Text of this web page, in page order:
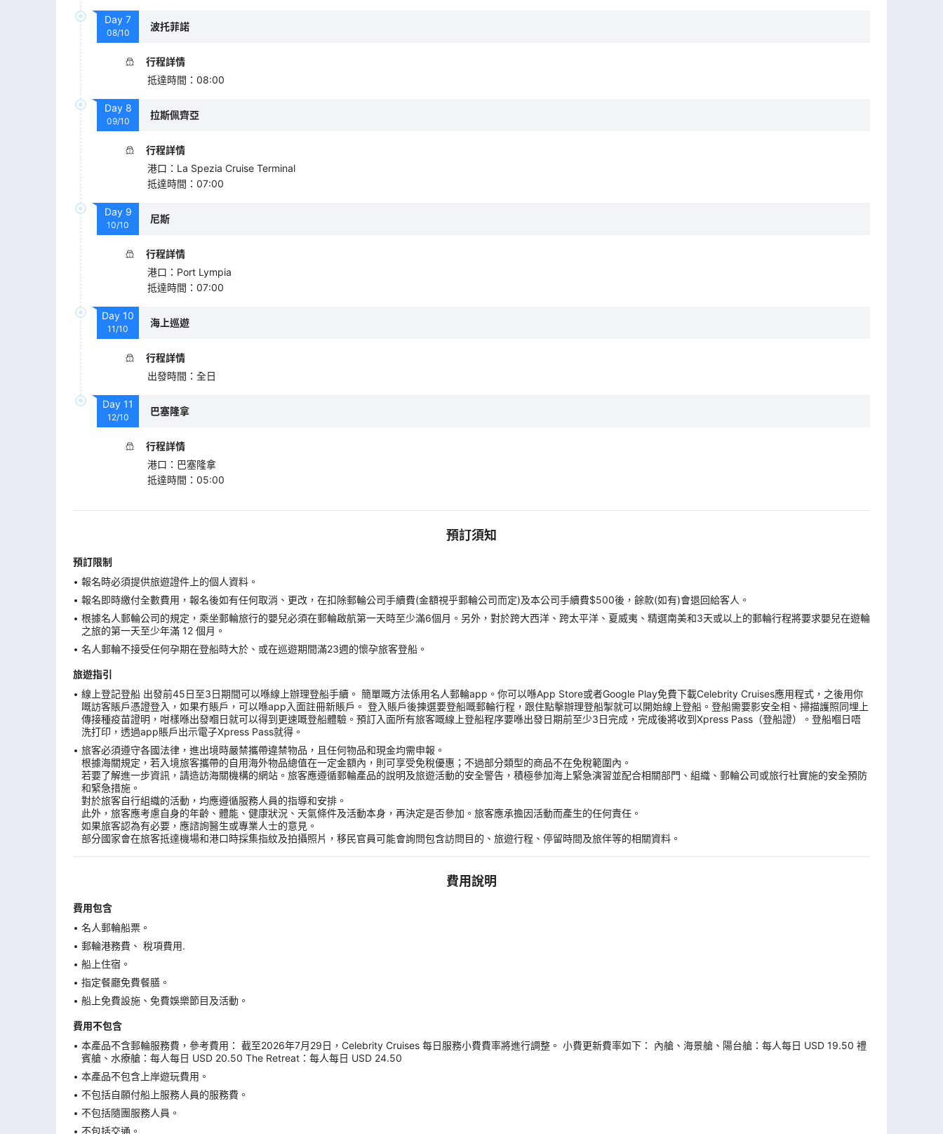
Day 7
08/10
波托菲諾
行程詳情
抵達時間 ： 08:00
Day 8
09/10
拉斯佩齊亞
行程詳情
港口 ： La Spezia Cruise Terminal
抵達時間 ： 07:00
Day 9
10/10
尼斯
行程詳情
港口 ： Port Lympia
抵達時間 ： 07:00
Day 10
11/10
海上巡遊
行程詳情
出發時間 ： 全日
Day 11
12/10
巴塞隆拿
行程詳情
港口 ： 巴塞隆拿
抵達時間 ： 05:00
預訂須知
預訂限制
報名時必須提供旅遊證件上的個人資料。
報名即時繳付全數費用，報名後如有任何取消、更改，在扣除郵輪公司手續費(金額視乎郵輪公司而定)及本公司手續費$500後，餘款(如有)會退回給客人。
根據名人郵輪公司的規定，乘坐郵輪旅行的嬰兒必須在郵輪啟航第一天時至少滿6個月。另外，對於跨大西洋、跨太平洋、夏威夷、精選南美和3天或以上的郵輪行程將要求嬰兒在遊輪
之旅的第一天至少年滿 12 個月。
名人郵輪不接受任何孕期在登船時大於、或在巡遊期間滿23週的懷孕旅客登船。
旅遊指引
線上登記登船 出發前45日至3日期間可以喺線上辦理登船手續。 簡單嘅方法係用名人郵輪app。你可以喺App Store或者Google Play免費下載Celebrity Cruises應用程式，之後用你
嘅訪客賬戶憑證登入，如果冇賬戶，可以喺app入面註冊新賬戶。 登入賬戶後揀選要登船嘅郵輪行程，跟住點擊辦理登船掣就可以開始線上登船。登船需要影安全相、掃描護照同埋上
傳接種疫苗證明，咁樣喺出發嗰日就可以得到更速嘅登船體驗。預訂入面所有旅客嘅線上登船程序要喺出發日期前至少3日完成，完成後將收到Xpress Pass（登船證）。登船嗰日唔
洗打印，透過app賬戶出示電子Xpress Pass就得。
旅客必須遵守各國法律，進出境時嚴禁攜帶違禁物品，且任何物品和現金均需申報。
根據海關規定，若入境旅客攜帶的自用海外物品總值在一定金額內，則可享受免稅優惠；不過部分類型的商品不在免稅範圍內。
若要了解進一步資訊，請造訪海關機構的網站。旅客應遵循郵輪產品的說明及旅遊活動的安全警告，積極參加海上緊急演習並配合相關部門、組織、郵輪公司或旅行社實施的安全預防
和緊急措施。
對於旅客自行組織的活動，均應遵循服務人員的指導和安排。
此外，旅客應考慮自身的年齡、體能、健康狀況、天氣條件及活動本身，再決定是否參加。旅客應承擔因活動而產生的任何責任。
如果旅客認為有必要，應諮詢醫生或專業人士的意見。
部分國家會在旅客抵達機場和港口時採集指紋及拍攝照片，移民官員可能會詢問包含訪問目的、旅遊行程、停留時間及旅伴等的相關資料。
費用說明
費用包含
名人郵輪船票。
郵輪港務費、 稅項費用.
船上住宿。
指定餐廳免費餐膳。
船上免費設施、免費娛樂節目及活動。
費用不包含
本產品不含郵輪服務費，參考費用： 截至2026年7月29日，Celebrity Cruises 每日服務小費費率將進行調整。 小費更新費率如下： 內艙、海景艙、陽台艙：每人每日 USD 19.50 禮
賓艙、水療艙：每人每日 USD 20.50 The Retreat：每人每日 USD 24.50
本產品不包含上岸遊玩費用。
不包括自願付船上服務人員的服務費。
不包括隨團服務人員。
不包括交通。